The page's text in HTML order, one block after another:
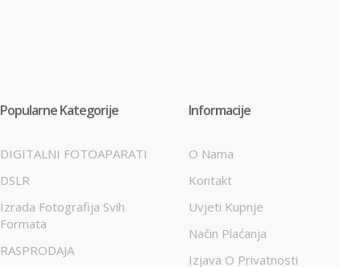
Popularne Kategorije
DIGITALNI FOTOAPARATI
DSLR
Izrada Fotografija Svih
Formata
RASPRODAJA
Informacije
O Nama
Kontakt
Uvjeti Kupnje
Način Plaćanja
Izjava O Privatnosti